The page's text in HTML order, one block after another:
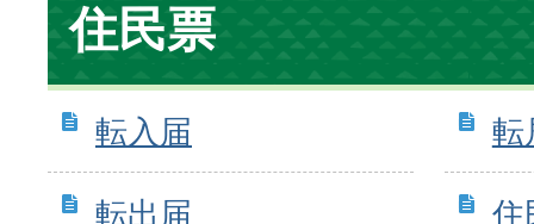
位
置
住民票
転入届 転
転出届
住